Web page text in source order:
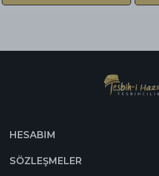
HESABIM
SÖZLEŞMELER